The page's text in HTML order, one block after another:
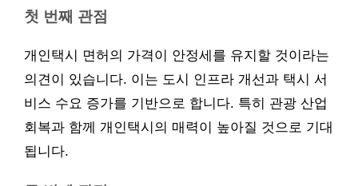
첫 번째 관점
개인택시 면허의 가격이 안정세를 유지할 것이라는
의견이 있습니다. 이는 도시 인프라 개선과 택시 서
비스 수요 증가를 기반으로 합니다. 특히 관광 산업
회복과 함께 개인택시의 매력이 높아질 것으로 기대
됩니다.